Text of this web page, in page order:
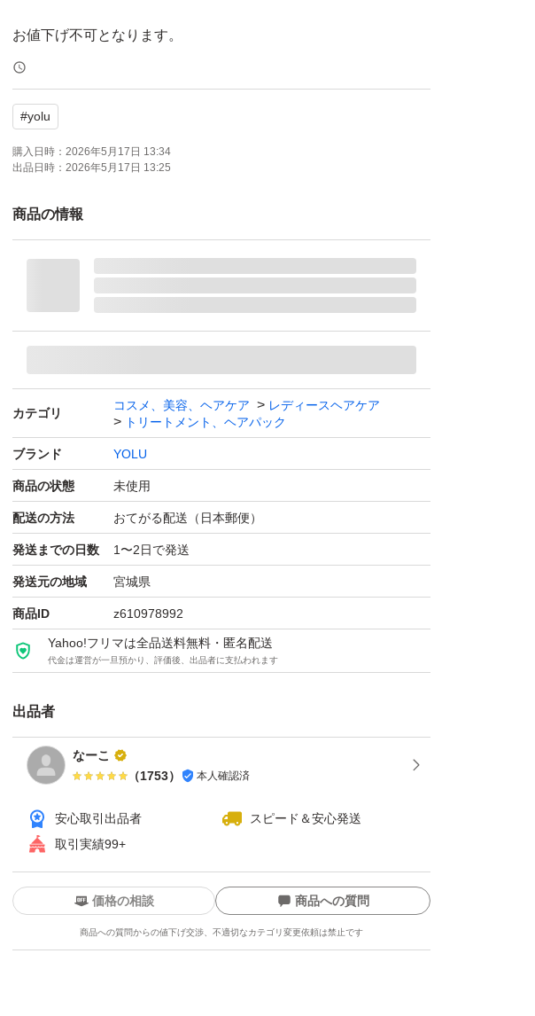
お値下げ不可となります。
新品、未開封です。
よろしくお願いいたします。
YOLU リラックスナイトリペア ヘアオイル レフィル 60ml
#yolu
購入日時： 2026年5月17日 13:34
出品日時： 2026年5月17日 13:25
商品の情報
カテゴリ
コスメ、美容、ヘアケア
レディースヘアケア
トリートメント、ヘアパック
ブランド YOLU
商品の状態 未使用
配送の方法 おてがる配送（日本郵便）
発送までの日数 1〜2日で発送
発送元の地域 宮城県
商品ID z610978992
Yahoo!フリマは全品送料無料・匿名配送
代金は運営が一旦預かり、評価後、出品者に支払われます
出品者
なーこ
（1753） 本人確認済
安心取引出品者
スピード＆安心発送
取引実績99+
価格の相談 商品への質問
商品への質問からの値下げ交渉、不適切なカテゴリ変更依頼は禁止です